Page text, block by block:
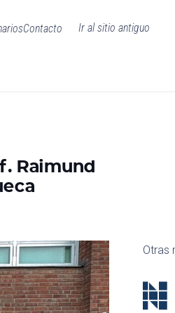
Contacto Ir al sitio antiguo
Raimund
Otras